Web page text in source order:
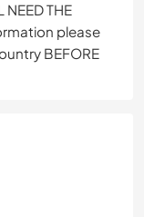
THE
please
BEFORE